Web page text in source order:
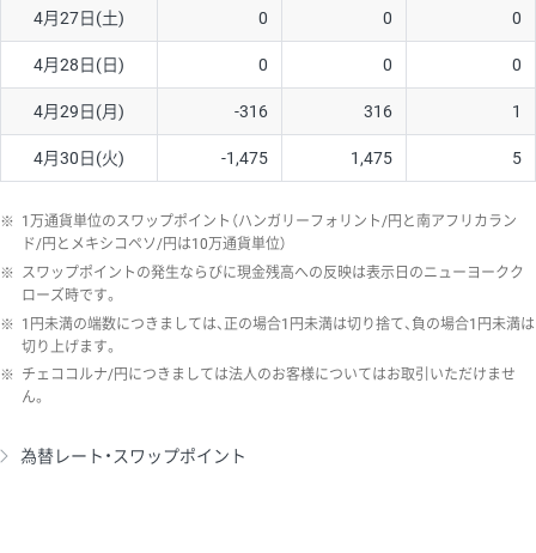
4月27日(土) 0 0 0
4月28日(日) 0 0 0
4月29日(月) -316 316 1
4月30日(火) -1,475 1,475 5
※ 1万通貨単位のスワップポイント（ハンガリーフォリント/円と南アフリカラン
ド/円とメキシコペソ/円は10万通貨単位）
※ スワップポイントの発生ならびに現金残高への反映は表示日のニューヨークク
ローズ時です。
※ 1円未満の端数につきましては、正の場合1円未満は切り捨て、負の場合1円未満は
切り上げます。
※ チェココルナ/円につきましては法人のお客様についてはお取引いただけませ
ん。
為替レート・スワップポイント